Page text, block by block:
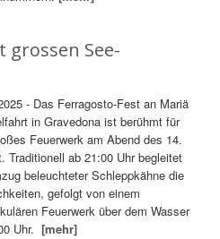
grossen See-
- Das Ferragosto-Fest an Mariä
in Gravedona ist berühmt für
Feuerwerk am Abend des 14.
Traditionell ab 21:00 Uhr begleitet
beleuchteter Schleppkähne die
gefolgt von einem
Feuerwerk über dem Wasser
Uhr.[mehr]